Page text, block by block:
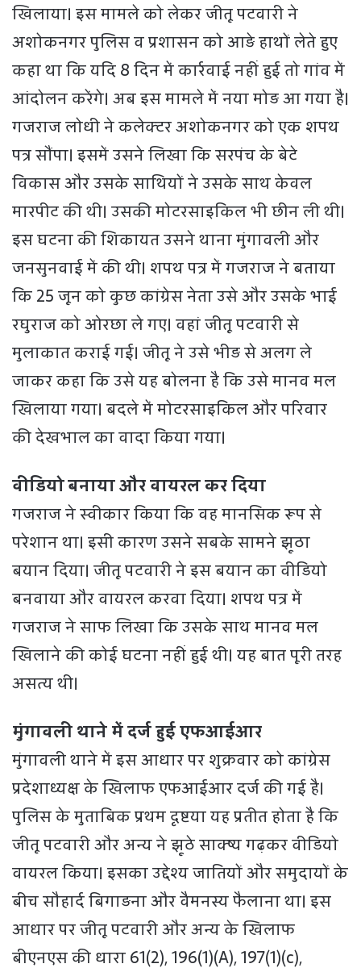
खिलाया। इस मामले को लेकर जीतू पटवारी ने
अशोकनगर पुलिस व प्रशासन को आड़े हाथों लेते हुए
कहा था कि यदि 8 दिन में कार्रवाई नहीं हुई तो गांव में
आंदोलन करेंगे। अब इस मामले में नया मोड़ आ गया है।
गजराज लोधी ने कलेक्टर अशोकनगर को एक शपथ
पत्र सौंपा। इसमें उसने लिखा कि सरपंच के बेटे
विकास और उसके साथियों ने उसके साथ केवल
मारपीट की थी। उसकी मोटरसाइकिल भी छीन ली थी।
इस घटना की शिकायत उसने थाना मुंगावली और
जनसुनवाई में की थी। शपथ पत्र में गजराज ने बताया
कि 25 जून को कुछ कांग्रेस नेता उसे और उसके भाई
रघुराज को ओरछा ले गए। वहां जीतू पटवारी से
मुलाकात कराई गई। जीतू ने उसे भीड़ से अलग ले
जाकर कहा कि उसे यह बोलना है कि उसे मानव मल
खिलाया गया। बदले में मोटरसाइकिल और परिवार
की देखभाल का वादा किया गया।
वीडियो बनाया और वायरल कर दिया
गजराज ने स्वीकार किया कि वह मानसिक रूप से
परेशान था। इसी कारण उसने सबके सामने झूठा
बयान दिया। जीतू पटवारी ने इस बयान का वीडियो
बनवाया और वायरल करवा दिया। शपथ पत्र में
गजराज ने साफ लिखा कि उसके साथ मानव मल
खिलाने की कोई घटना नहीं हुई थी। यह बात पूरी तरह
असत्य थी।
मुंगावली थाने में दर्ज हुई एफआईआर
मुंगावली थाने में इस आधार पर शुक्रवार को कांग्रेस
प्रदेशाध्यक्ष के खिलाफ एफआईआर दर्ज की गई है।
पुलिस के मुताबिक प्रथम दृष्टया यह प्रतीत होता है कि
जीतू पटवारी और अन्य ने झूठे साक्ष्य गढ़कर वीडियो
वायरल किया। इसका उद्देश्य जातियों और समुदायों के
बीच सौहार्द बिगाड़ना और वैमनस्य फैलाना था। इस
आधार पर जीतू पटवारी और अन्य के खिलाफ
बीएनएस की धारा 61(2), 196(1)(A), 197(1)(c),